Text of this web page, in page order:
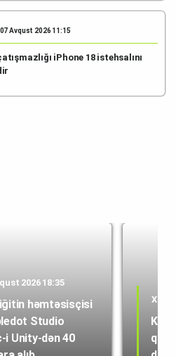
07 Avqust 2026 11:15
iPhone 18 istehsalını
2026 18:35
həmtəsisçisi
Studio
i Unity-dən 40